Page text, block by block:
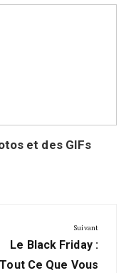
et des GIFs
Suivant
Suivant:
Le Black Friday :
Tout Ce Que Vous